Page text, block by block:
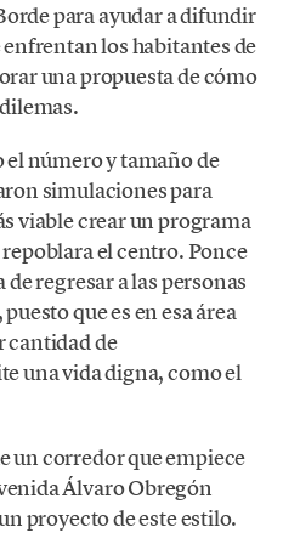
para ayudar a difundir
enfrentan los habitantes de
una propuesta de cómo
número y tamaño de
simulaciones para
viable crear un programa
el centro. Ponce
regresar a las personas
que es en esa área
cantidad de
una vida digna, como el
un corredor que empiece
Álvaro Obregón
proyecto de este estilo.